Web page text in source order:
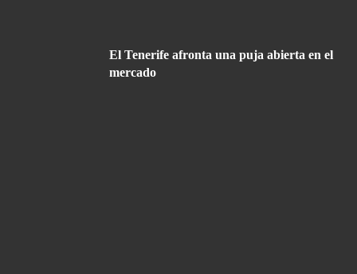
El Tenerife afronta una puja abierta en el
mercado